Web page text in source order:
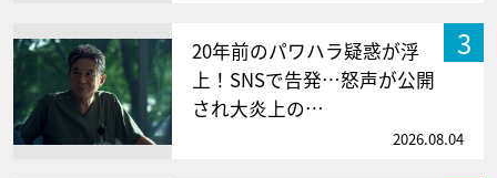
3
20年前のパワハラ疑惑が浮
上！SNSで告発…怒声が公開
され大炎上の…
2026.08.04